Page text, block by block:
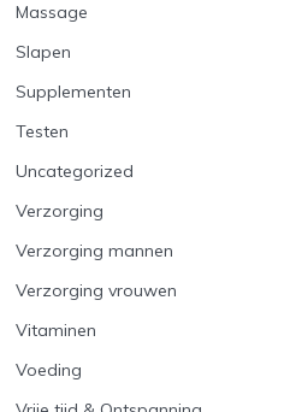
Massage
Slapen
Supplementen
Testen
Uncategorized
Verzorging
Verzorging mannen
Verzorging vrouwen
Vitaminen
Voeding